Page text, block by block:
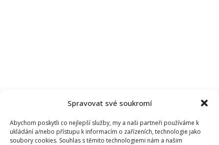
Spravovat své soukromí
Abychom poskytli co nejlepší služby, my a naši partneři používáme k
ukládání a/nebo přístupu k informacím o zařízeních, technologie jako
soubory cookies. Souhlas s těmito technologiemi nám a našim